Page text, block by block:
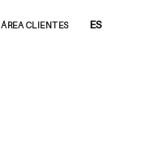
ÁREA CLIENTES ES